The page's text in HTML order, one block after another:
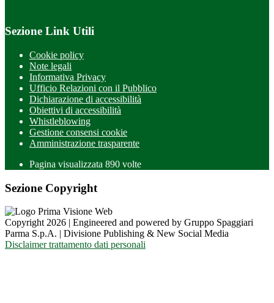
Sezione Link Utili
Cookie policy
Note legali
Informativa Privacy
Ufficio Relazioni con il Pubblico
Dichiarazione di accessibilità
Obiettivi di accessibilità
Whistleblowing
Gestione consensi cookie
Amministrazione trasparente
Pagina visualizzata 890 volte
Sezione Copyright
Copyright 2026 | Engineered and powered by Gruppo Spaggiari
Parma S.p.A. | Divisione Publishing & New Social Media
Disclaimer trattamento dati personali